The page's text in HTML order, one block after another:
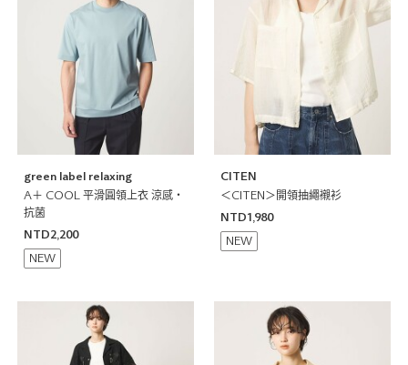
green label relaxing
A＋ COOL 平滑圓領上衣 涼感・
抗菌
NTD2,200
NEW
CITEN
＜CITEN＞開領抽繩襯衫
NTD1,980
NEW